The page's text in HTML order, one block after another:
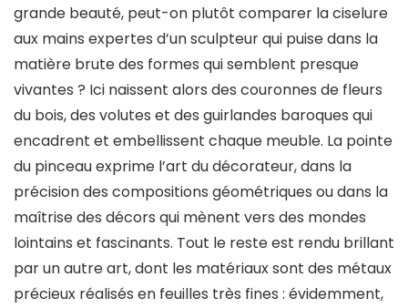
grande beauté, peut-on plutôt comparer la ciselure
aux mains expertes d’un sculpteur qui puise dans la
matière brute des formes qui semblent presque
vivantes ? Ici naissent alors des couronnes de fleurs
du bois, des volutes et des guirlandes baroques qui
encadrent et embellissent chaque meuble. La pointe
du pinceau exprime l’art du décorateur, dans la
précision des compositions géométriques ou dans la
maîtrise des décors qui mènent vers des mondes
lointains et fascinants. Tout le reste est rendu brillant
par un autre art, dont les matériaux sont des métaux
précieux réalisés en feuilles très fines : évidemment,